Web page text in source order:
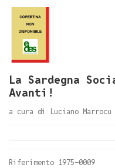
La Sardegna
Avanti!
a cura di Luciano Marrocu
Riferimento 1975-0009